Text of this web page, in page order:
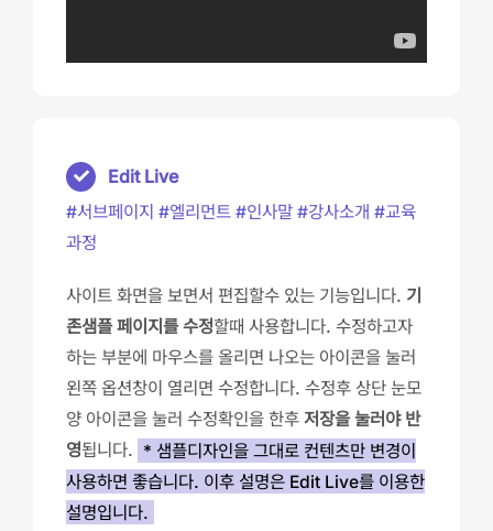
Edit Live
#서브페이지 #엘리먼트 #인사말 #강사소개 #교육
과정
사이트 화면을 보면서 편집할수 있는 기능입니다. 기
존샘플 페이지를 수정할때 사용합니다. 수정하고자
하는 부분에 마우스를 올리면 나오는 아이콘을 눌러
왼쪽 옵션창이 열리면 수정합니다. 수정후 상단 눈모
양 아이콘을 눌러 수정확인을 한후 저장을 눌러야 반
영됩니다. * 샘플디자인을 그대로 컨텐츠만 변경이
사용하면 좋습니다. 이후 설명은 Edit Live를 이용한
설명입니다.